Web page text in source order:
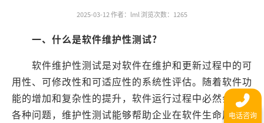
2025-03-12作者： lml 浏览次数： 1265
一、什么是软件维护性测试?
软件维护性测试是对软件在维护和更新过程中的可
用性、可修改性和可适应性的系统性评估。随着软件功
能的增加和复杂性的提升，软件运行过程中必然会出现
各种问题，维护性测试能够帮助企业在软件生命周期的